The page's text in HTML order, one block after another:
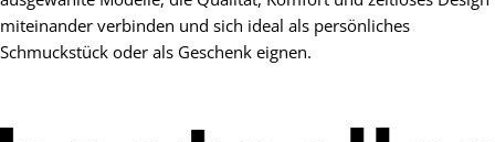
miteinander verbinden und sich ideal als persönliches
Schmuckstück oder als Geschenk eignen.